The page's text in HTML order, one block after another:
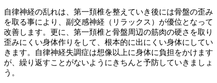
自律神経の乱れは、第一頚椎を整えていき後には骨盤の歪み
を取る事により、副交感神経（リラックス）が優位となって
改善します。更に、第一頚椎と骨盤周辺の筋肉の硬さを取り
歪みにくい身体作りをして、根本的に出にくい身体にしてい
きます。自律神経失調症は想像以上に身体に負担をかけます
が、繰り返すことがないようにきちんと予防していきましょ
う。